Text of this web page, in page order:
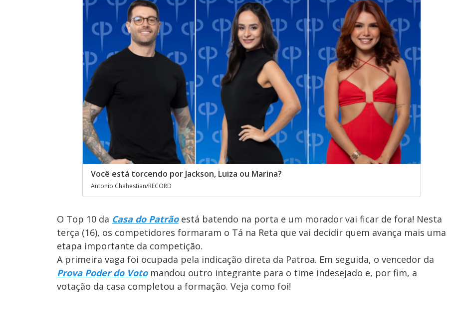
Você está torcendo por Jackson, Luiza ou Marina?
Antonio Chahestian/RECORD
O Top 10 da Casa do Patrãoestá batendo na porta e um morador vai ficar de fora! Nesta
terça (16), os competidores formaram o Tá na Reta que vai decidir quem avança mais uma
etapa importante da competição.
A primeira vaga foi ocupada pela indicação direta da Patroa. Em seguida, o vencedor da
Prova Poder do Votomandou outro integrante para o time indesejado e, por fim, a
votação da casa completou a formação. Veja como foi!